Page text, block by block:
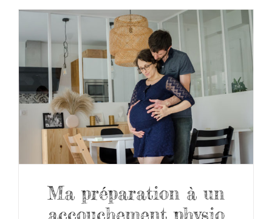
Ma préparation à un
accouchement physio